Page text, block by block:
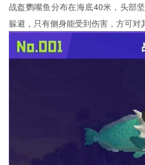
战盔鹦嘴鱼分布在海底40米，头部
躲避，只有侧身能受到伤害，方可对